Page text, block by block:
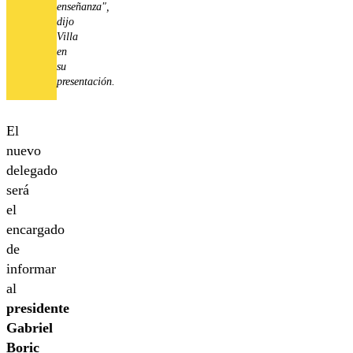
enseñanza",
dijo
Villa
en
su
presentación.
El
nuevo
delegado
será
el
encargado
de
informar
al
presidente
Gabriel
Boric